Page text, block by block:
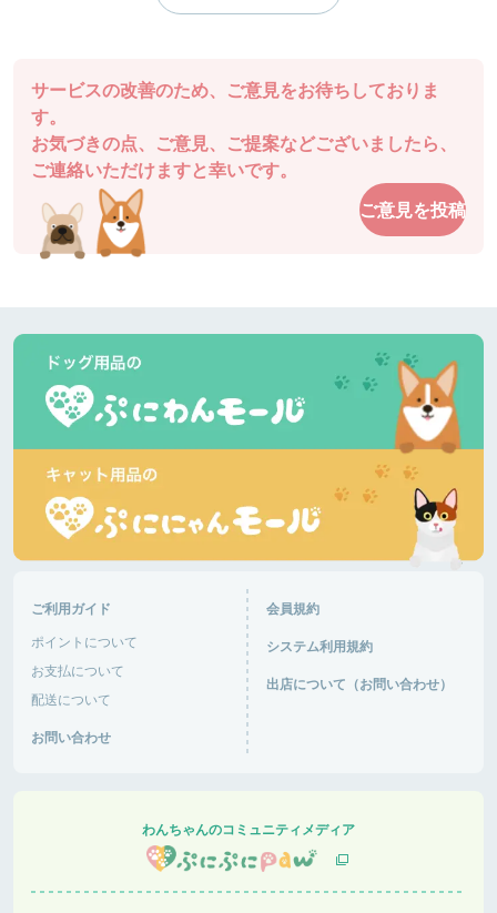
サービスの改善のため、ご意見をお待ちしておりま
す。
お気づきの点、ご意見、ご提案などございましたら、
ご連絡いただけますと幸いです。
ご意見を投稿
ご利用ガイド
ポイントについて
お支払について
配送について
お問い合わせ
会員規約
システム利用規約
出店について（お問い合わせ）
わんちゃんのコミュニティメディア